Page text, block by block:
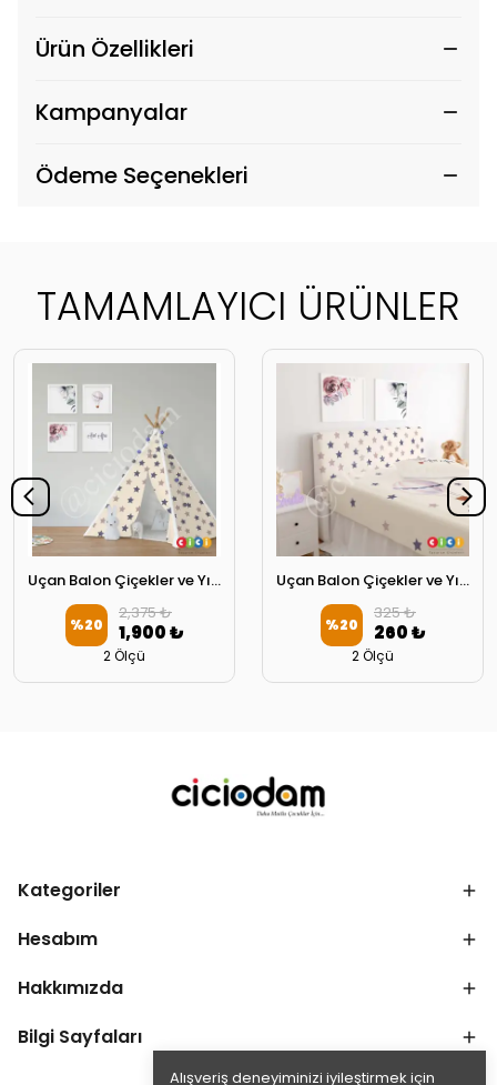
Alışveriş deneyiminizi iyileştirmek için
Ürün Özellikleri
Kampanyalar
Ödeme Seçenekleri
TAMAMLAYICI ÜRÜNLER
Uçan Balon Çiçekler ve Yıldızlar Oyun Çadırı
%20
2,375 ₺
1,900 ₺
2 Ölçü
Uçan Balon Çiçekler ve Yıldızlar Başlık Kılıfı
%20
325 ₺
260 ₺
2 Ölçü
Kategoriler
Hesabım
Hakkımızda
Bilgi Sayfaları